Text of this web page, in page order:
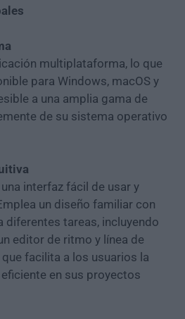
multiplataforma, lo que
para Windows, macOS y
a una amplia gama de
de su sistema operativo
interfaz fácil de usar y
un diseño familiar con
diferentes tareas, incluyendo
editor de ritmo y línea de
facilita a los usuarios la
en sus proyectos